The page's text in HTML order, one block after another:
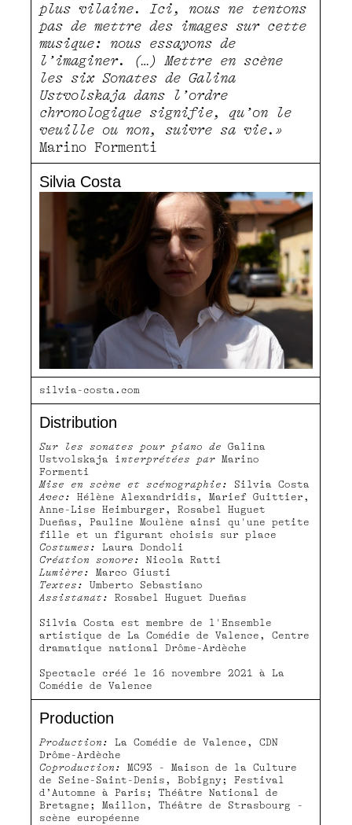
plus vilaine. Ici, nous ne tentons
pas de mettre des images sur cette
musique: nous essayons de
l’imaginer. (…) Mettre en scène
les six Sonates de Galina
Ustvolskaja dans l’ordre
chronologique signifie, qu’on le
veuille ou non, suivre sa vie.»
Marino Formenti
Silvia Costa
silvia-costa.com
Distribution
Sur les sonates pour piano de Galina
Ustvolskaja interprétées par Marino
Formenti
Mise en scène et scénographie:
Silvia Costa
Avec: Hélène Alexandridis, Marief Guittier,
Anne-Lise Heimburger, Rosabel Huguet
Dueñas, Pauline Moulène ainsi qu'une petite
fille et un figurant choisis sur place
Costumes:
Laura Dondoli
Création sonore:
Nicola Ratti
Lumière:
Marco Giusti
Textes:
Umberto Sebastiano
Assistanat:
Rosabel Huguet Dueñas
Silvia Costa est membre de l'Ensemble
artistique de La Comédie de Valence, Centre
dramatique national Drôme-Ardèche
Spectacle créé le 16 novembre 2021 à La
Comédie de Valence
Production
Production:
La Comédie de Valence, CDN
Drôme-Ardèche
Coproduction:
MC93 - Maison de la Culture
de Seine-Saint-Denis, Bobigny; Festival
d’Automne à Paris; Théâtre National de
Bretagne; Maillon, Théâtre de Strasbourg -
scène européenne